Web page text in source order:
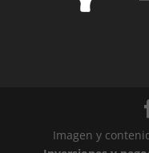
Imagen y